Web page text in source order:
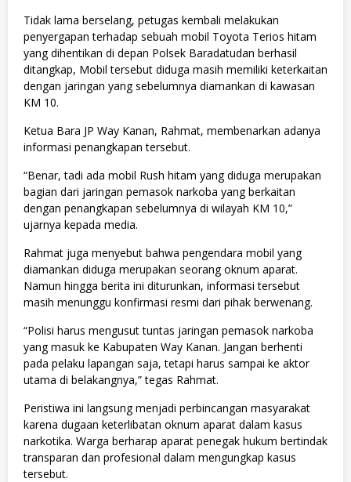
Tidak lama berselang, petugas kembali melakukan
penyergapan terhadap sebuah mobil Toyota Terios hitam
yang dihentikan di depan Polsek Baradatudan berhasil
ditangkap, Mobil tersebut diduga masih memiliki keterkaitan
dengan jaringan yang sebelumnya diamankan di kawasan
KM 10.
Ketua Bara JP Way Kanan, Rahmat, membenarkan adanya
informasi penangkapan tersebut.
“Benar, tadi ada mobil Rush hitam yang diduga merupakan
bagian dari jaringan pemasok narkoba yang berkaitan
dengan penangkapan sebelumnya di wilayah KM 10,”
ujarnya kepada media.
Rahmat juga menyebut bahwa pengendara mobil yang
diamankan diduga merupakan seorang oknum aparat.
Namun hingga berita ini diturunkan, informasi tersebut
masih menunggu konfirmasi resmi dari pihak berwenang.
“Polisi harus mengusut tuntas jaringan pemasok narkoba
yang masuk ke Kabupaten Way Kanan. Jangan berhenti
pada pelaku lapangan saja, tetapi harus sampai ke aktor
utama di belakangnya,” tegas Rahmat.
Peristiwa ini langsung menjadi perbincangan masyarakat
karena dugaan keterlibatan oknum aparat dalam kasus
narkotika. Warga berharap aparat penegak hukum bertindak
transparan dan profesional dalam mengungkap kasus
tersebut.